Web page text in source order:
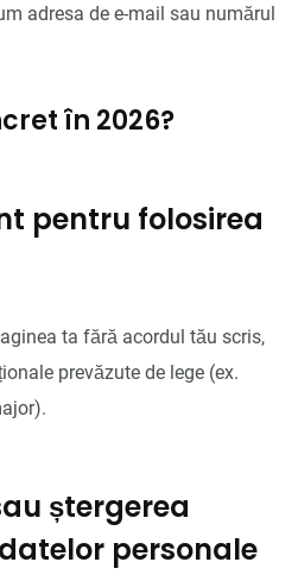
adresa de e-mail sau numărul
în 2026?
pentru folosirea
ta fără acordul tău scris,
prevăzute de lege (ex.
ștergerea
personale